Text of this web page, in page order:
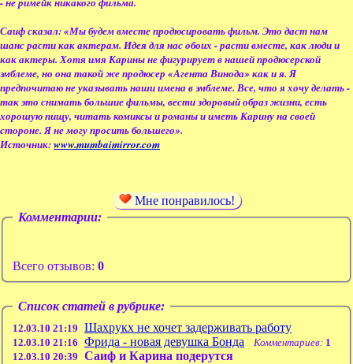
Саиф сказал: «Мы будем вместе продюсировать фильм. Это даст нам
шанс расти как актерам. Идея для нас обоих - расти вместе, как люди и
как актеры. Хотя имя Карины не фигурирует в нашей продюсерской
эмблеме, но она такой же продюсер «Агента Винода» как и я. Я
предпочитаю не указывать наши имена в эмблеме. Все, что я хочу делать -
так это снимать большие фильмы, вести здоровый образ жизни, есть
хорошую пищу, читать комиксы и романы и иметь Карину на своей
стороне. Я не могу просить большего».
Источник:www.mumbaimirror.com
Мне понравилось!
Комментарии:
Всего отзывов: 0
Список статей в рубрике:
12.03.10 21:19 Шахрукх не хочет задерживать работу
12.03.10 21:16 Фрида - новая девушка Бонда Комментариев: 1
12.03.10 20:39 Саиф и Карина подерутся